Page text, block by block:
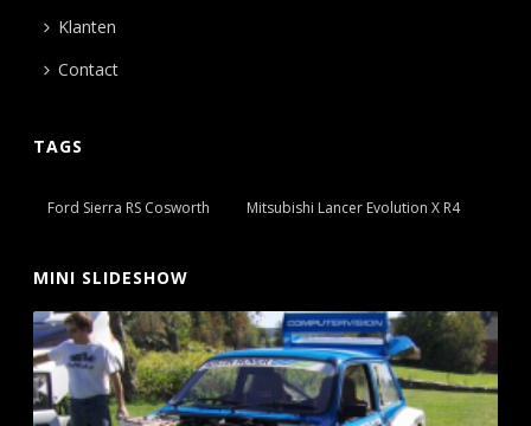
Klanten
Contact
TAGS
Ford Sierra RS Cosworth Mitsubishi Lancer Evolution X R4
MINI SLIDESHOW